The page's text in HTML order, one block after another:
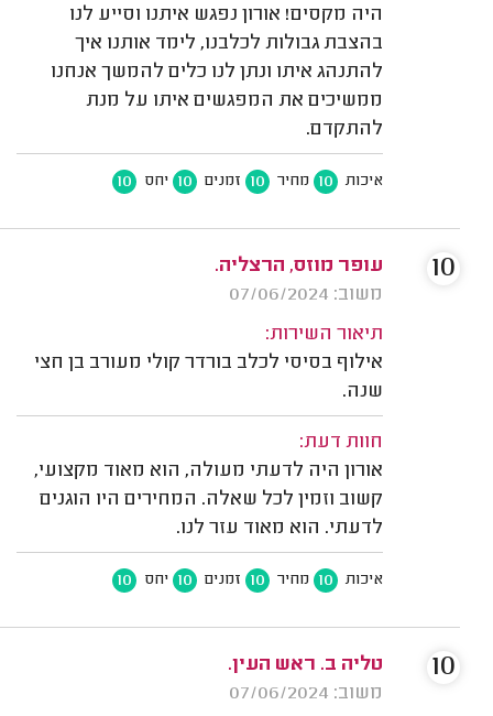
היה מקסים! אורון נפגש איתנו וסייע לנו
בהצבת גבולות לכלבנו, לימד אותנו איך
להתנהג איתו ונתן לנו כלים להמשך אנחנו
ממשיכים את המפגשים איתו על מנת
להתקדם.
איכות 10 מחיר 10 זמנים 10 יחס 10
עופר מוזס, הרצליה.
משוב: 07/06/2024
תיאור השירות:
אילוף בסיסי לכלב בורדר קולי מעורב בן חצי
שנה.
חוות דעת:
אורון היה לדעתי מעולה, הוא מאוד מקצועי,
קשוב וזמין לכל שאלה. המחירים היו הוגנים
לדעתי. הוא מאוד עזר לנו.
איכות 10 מחיר 10 זמנים 10 יחס 10
10
טליה ב. ראש העין.
משוב: 07/06/2024
10